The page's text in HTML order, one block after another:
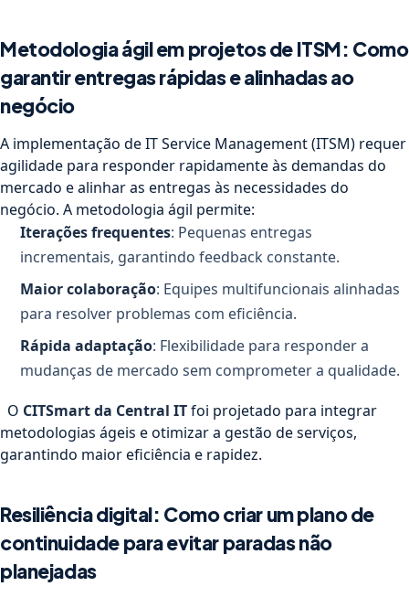
Metodologia ágil em projetos de ITSM: Como
garantir entregas rápidas e alinhadas ao
negócio
A implementação de IT Service Management (ITSM) requer
agilidade para responder rapidamente às demandas do
mercado e alinhar as entregas às necessidades do
negócio. A metodologia ágil permite:
Iterações frequentes: Pequenas entregas
incrementais, garantindo feedback constante.
Maior colaboração: Equipes multifuncionais alinhadas
para resolver problemas com eficiência.
Rápida adaptação: Flexibilidade para responder a
mudanças de mercado sem comprometer a qualidade.
O CITSmart da Central ITfoi projetado para integrar
metodologias ágeis e otimizar a gestão de serviços,
garantindo maior eficiência e rapidez.
Resiliência digital: Como criar um plano de
continuidade para evitar paradas não
planejadas